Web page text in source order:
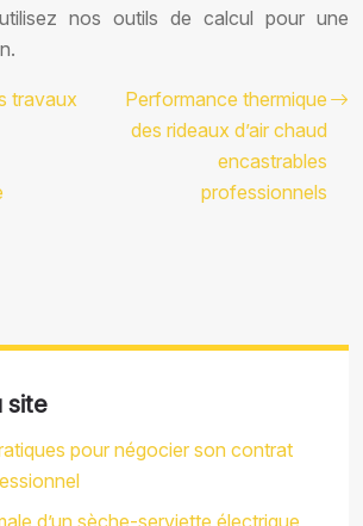
nos outils de calcul pour une
travaux
Performance thermique
des rideaux d’air chaud
encastrables
professionnels
site
pour négocier son contrat
d’un sèche-serviette électrique